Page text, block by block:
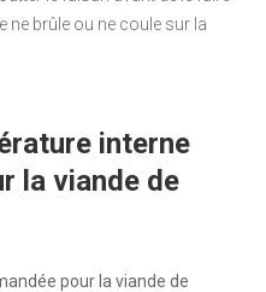
ne brûle ou ne coule sur la
interne
la viande de
pour la viande de